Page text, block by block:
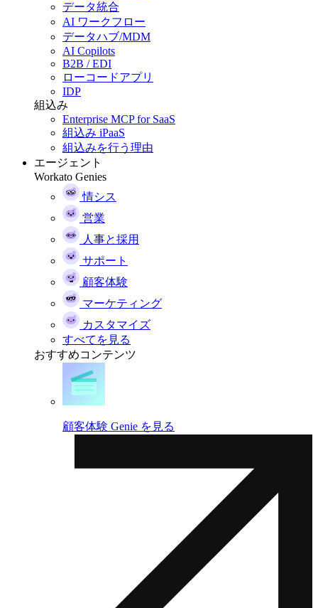
データ統合
AI ワークフロー
データハブ/MDM
AI Copilots
B2B / EDI
ローコードアプリ
IDP
組込み
Enterprise MCP for SaaS
組込み iPaaS
組込みを行う理由
エージェント
Workato Genies
情シス
営業
人事と採用
サポート
顧客体験
マーケティング
カスタマイズ
すべてを見る
おすすめコンテンツ
顧客体験 Genie を見る